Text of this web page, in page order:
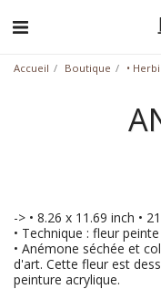
Accueil Boutique •
-> • 8.26 x 11.69 inch •
• Technique : fleur
• Anémone séchée et
d'art. Cette fleur est
peinture acrylique.